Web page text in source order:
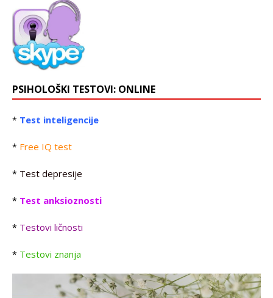
PSIHOLOŠKI TESTOVI: ONLINE
* Test inteligencije
* Free IQ test
* Test depresije
* Test anksioznosti
* Testovi ličnosti
* Testovi znanja